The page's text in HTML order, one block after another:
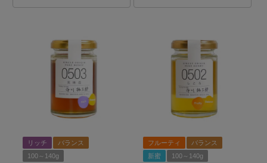
リッチ
バランス
100～140g
フルーティ
バランス
新蜜
100～140g